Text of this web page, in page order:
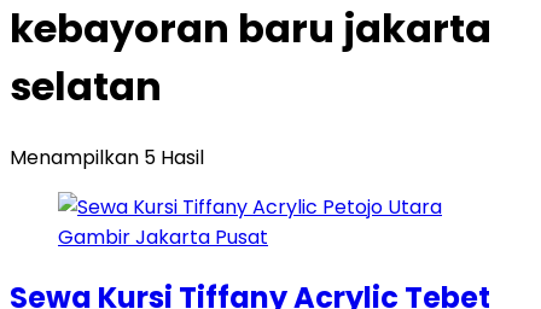
kebayoran baru jakarta
selatan
Menampilkan 5 Hasil
Sewa Kursi Tiffany Acrylic Tebet